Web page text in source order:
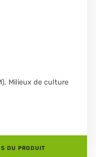
, Milieux de culture
DU PRODUIT